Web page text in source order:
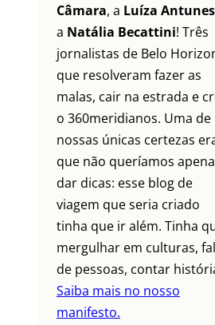
Câmara, a Luíza Antunes
a Natália Becattini! Três
jornalistas de Belo
que resolveram fazer as
malas, cair na estrada e
o 360meridianos. Uma de
nossas únicas certezas
que não queríamos
dar dicas: esse blog de
viagem que seria criado
tinha que ir além. Tinha
mergulhar em culturas,
de pessoas, contar
Saiba mais no nosso
manifesto.